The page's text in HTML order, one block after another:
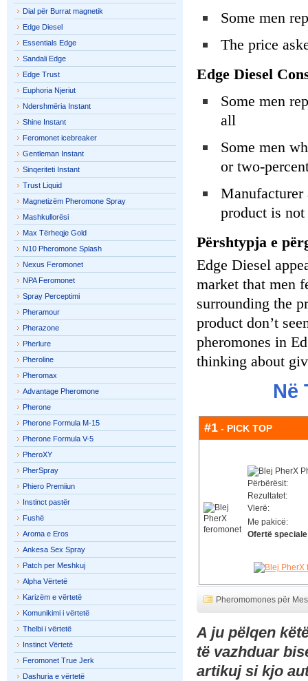
Some men
The price
Edge Diesel
Some men
all
Some men
or two-
Manufacturer
product is not
Përshtypja e
Edge Diesel
market that men
surrounding the
product don’t
pheromones in
thinking about
Në
#1 - PICK TOP
Përbërësit:
Rezultatet:
Vlerë:
Me pakicë:
Ofertë
Pheromomones për
A ju pëlqen
të vazhduar
artikuj si kjo
Dial për Burrat magnetik
Edge Diesel
Essentials Edge
Sandali Edge
Edge Trust
Euphoria Njeriut
Ndershmëria Instant
Shine Instant
Feromonet icebreaker
Gentleman Instant
Sinqeriteti Instant
Trust Liquid
Magnetizëm Pheromone Spray
Mashkullorësi
Max Tërheqje Gold
N10 Pheromone Splash
Nexus Feromonet
NPA Feromonet
Spray Perceptimi
Pheramour
Pherazone
Pherlure
Pheroline
Pheromax
Advantage Pheromone
Pherone
Pherone Formula M-15
Pherone Formula V-5
PheroXY
PherSpray
Phiero Premiiun
Instinct pastër
Fushë
Aroma e Eros
Ankesa Sex Spray
Patch per Meshkuj
Alpha Vërtetë
Karizëm e vërtetë
Komunikimi i vërtetë
Thelbi i vërtetë
Instinct Vërtetë
Feromonet True Jerk
Dashuria e vërtetë